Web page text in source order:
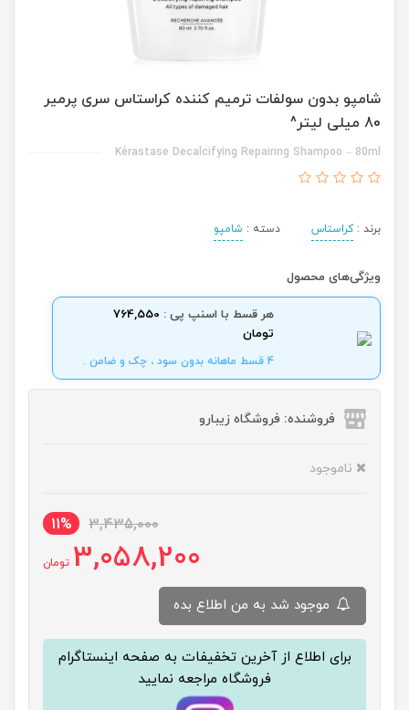
شامپو بدون سولفات ترمیم کننده کراستاس سری پرمیر
80 میلی لیتر^
Kérastase Decalcifying Repairing Shampoo – 80ml
برند :کراستاس دسته : شامپو
ویژگی‌های محصول
هر قسط با اسنپ پی : 764,550
تومان
4 قسط ماهانه بدون سود ، چک و ضامن .
فروشنده: فروشگاه زیبارو
ناموجود
3,435,000
11%
3,058,200 تومان
برای اطلاع از آخرین تخفیفات به صفحه اینستاگرام
فروشگاه مراجعه نمایید